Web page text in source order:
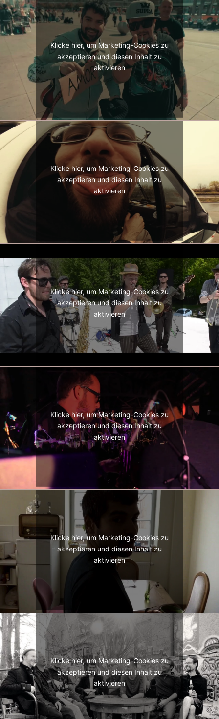
Klicke hier, um Marketing-Cookies zu
akzeptieren und diesen Inhalt zu
aktivieren
Klicke hier, um Marketing-Cookies zu
akzeptieren und diesen Inhalt zu
aktivieren
Klicke hier, um Marketing-Cookies zu
akzeptieren und diesen Inhalt zu
aktivieren
Klicke hier, um Marketing-Cookies zu
akzeptieren und diesen Inhalt zu
aktivieren
Klicke hier, um Marketing-Cookies zu
akzeptieren und diesen Inhalt zu
aktivieren
Klicke hier, um Marketing-Cookies zu
akzeptieren und diesen Inhalt zu
aktivieren